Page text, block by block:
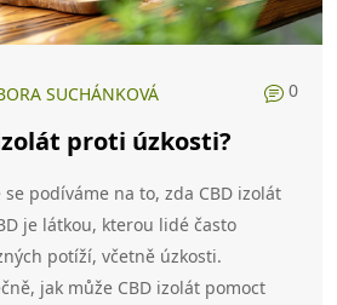
SUCHÁNKOVÁ 0
proti úzkosti?
podíváme na to, zda CBD izolát
je látkou, kterou lidé často
potíží, včetně úzkosti.
jak může CBD izolát pomoct